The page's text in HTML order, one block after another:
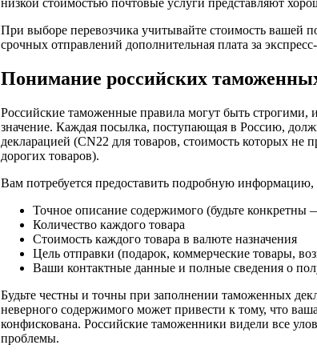
При выборе перевозчика учитывайте стоимость вашей
срочных отправлений дополнительная плата за
Понимание российских
Российские таможенные правила могут быть
значение. Каждая посылка, поступающая в Россию,
декларацией (CN22 для товаров, стоимость которых
дорогих товаров).
Вам потребуется предоставить подробную информацию,
Точное описание содержимого (будьте
Количество каждого товара
Стоимость каждого товара в валюте назначения
Цель отправки (подарок, коммерческие товары,
Ваши контактные данные и полные сведения о
Будьте честны и точны при заполнении таможенных
неверного содержимого может привести к тому, что
конфискована. Российские таможенники видели все
проблемы.